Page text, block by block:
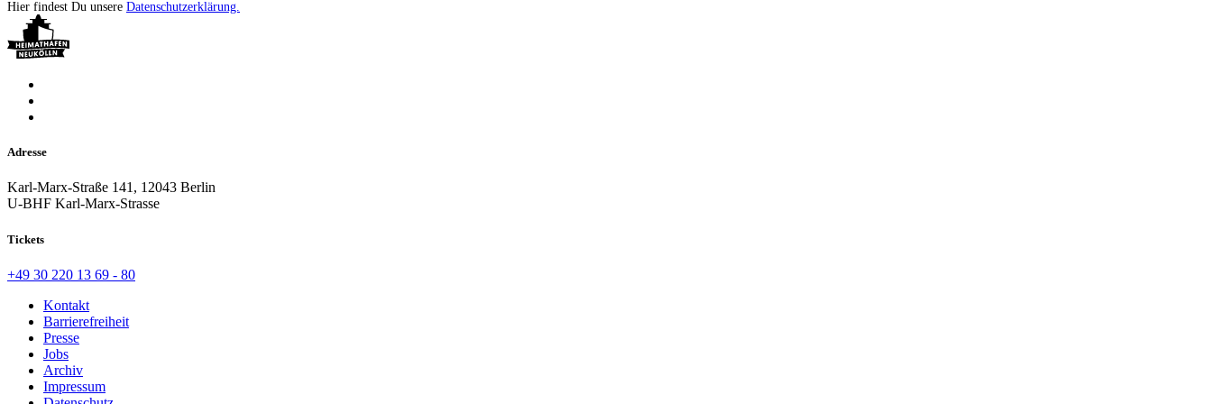
Hier findest Du unsere Datenschutzerklärung.
Adresse
Karl-Marx-Straße 141, 12043 Berlin
U-BHF Karl-Marx-Strasse
Tickets
+49 30 220 13 69 - 80
Kontakt
Barrierefreiheit
Presse
Jobs
Archiv
Impressum